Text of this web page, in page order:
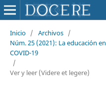
Inicio / Archivos /
Núm. 25 (2021): La educación
COVID-19
/
Ver y leer (Videre et legere)